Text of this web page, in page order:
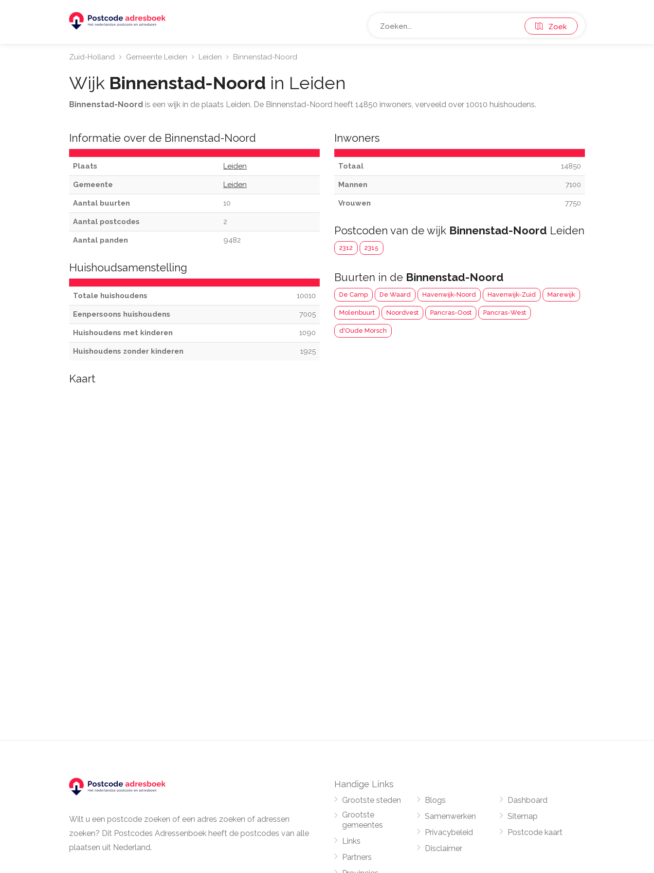
Zoek
Zuid-Holland Gemeente Leiden Leiden Binnenstad-Noord
Wijk Binnenstad-Noord in Leiden
Binnenstad-Noord is een wijk in de plaats Leiden. De Binnenstad-Noord heeft 14850 inwoners, verveeld over 10010 huishoudens.
Informatie over de Binnenstad-Noord
Plaats Leiden
Gemeente Leiden
Aantal buurten 10
Aantal postcodes 2
Aantal panden 9482
Huishoudsamenstelling
Totale huishoudens 10010
Eenpersoons huishoudens 7005
Huishoudens met kinderen 1090
Huishoudens zonder kinderen 1925
Kaart
Inwoners
Totaal 14850
Mannen 7100
Vrouwen 7750
Postcoden van de wijk Binnenstad-Noord Leiden
2312 2315
Buurten in de Binnenstad-Noord
De Camp De Waard Havenwijk-Noord Havenwijk-Zuid Marewijk
Molenbuurt Noordvest Pancras-Oost Pancras-West
d'Oude Morsch
Wilt u een postcode zoeken of een adres zoeken of adressen
zoeken? Dit Postcodes Adressenboek heeft de postcodes van alle
plaatsen uit Nederland.
Handige Links
Grootste steden
Grootste
gemeentes
Links
Partners
Blogs
Samenwerken
Privacybeleid
Disclaimer
Dashboard
Sitemap
Postcode kaart